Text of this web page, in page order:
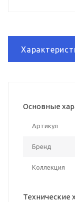
Основные
Артикул
Бренд
Коллекция
Технические